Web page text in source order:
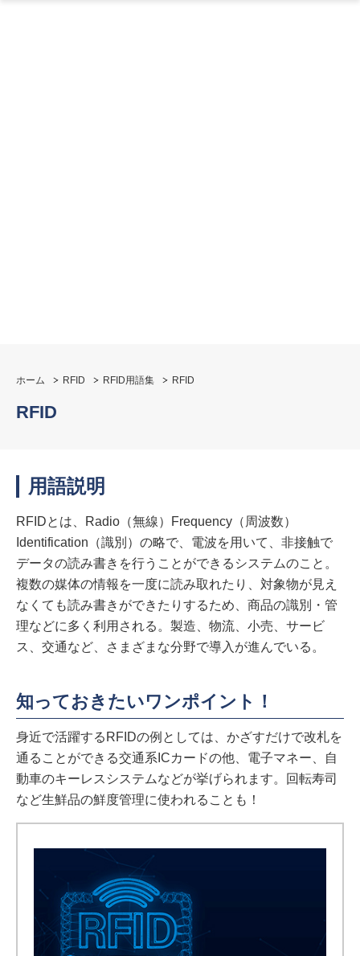
ホーム RFID RFID用語集 RFID
RFID
用語説明
RFIDとは、Radio（無線）Frequency（周波数）
Identification（識別）の略で、電波を用いて、非接触で
データの読み書きを行うことができるシステムのこと。
複数の媒体の情報を一度に読み取れたり、対象物が見え
なくても読み書きができたりするため、商品の識別・管
理などに多く利用される。製造、物流、小売、サービ
ス、交通など、さまざまな分野で導入が進んでいる。
知っておきたいワンポイント！
身近で活躍するRFIDの例としては、かざすだけで改札を
通ることができる交通系ICカードの他、電子マネー、自
動車のキーレスシステムなどが挙げられます。回転寿司
など生鮮品の鮮度管理に使われることも！